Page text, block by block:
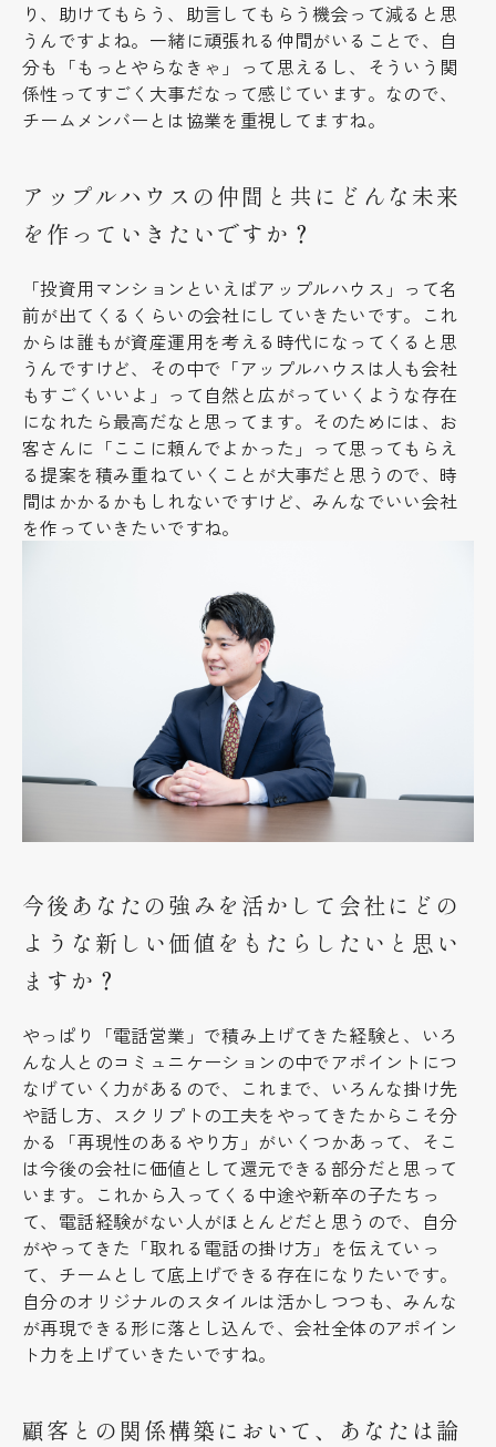
り、助けてもらう、助言してもらう機会って減ると思
うんですよね。一緒に頑張れる仲間がいることで、自
分も「もっとやらなきゃ」って思えるし、そういう関
係性ってすごく大事だなって感じています。なので、
チームメンバーとは協業を重視してますね。
アップルハウスの仲間と共にどんな未来
を作っていきたいですか？
「投資用マンションといえばアップルハウス」って名
前が出てくるくらいの会社にしていきたいです。これ
からは誰もが資産運用を考える時代になってくると思
うんですけど、その中で「アップルハウスは人も会社
もすごくいいよ」って自然と広がっていくような存在
になれたら最高だなと思ってます。そのためには、お
客さんに「ここに頼んでよかった」って思ってもらえ
る提案を積み重ねていくことが大事だと思うので、時
間はかかるかもしれないですけど、みんなでいい会社
を作っていきたいですね。
今後あなたの強みを活かして会社にどの
ような新しい価値をもたらしたいと思い
ますか？
やっぱり「電話営業」で積み上げてきた経験と、いろ
んな人とのコミュニケーションの中でアポイントにつ
なげていく力があるので、これまで、いろんな掛け先
や話し方、スクリプトの工夫をやってきたからこそ分
かる「再現性のあるやり方」がいくつかあって、そこ
は今後の会社に価値として還元できる部分だと思って
います。これから入ってくる中途や新卒の子たちっ
て、電話経験がない人がほとんどだと思うので、自分
がやってきた「取れる電話の掛け方」を伝えていっ
て、チームとして底上げできる存在になりたいです。
自分のオリジナルのスタイルは活かしつつも、みんな
が再現できる形に落とし込んで、会社全体のアポイン
ト力を上げていきたいですね。
顧客との関係構築において、あなたは論